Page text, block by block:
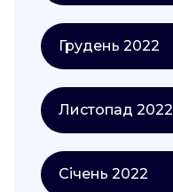
Грудень 2022
Листопад 2022
Січень 2022